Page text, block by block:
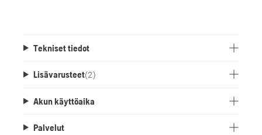
Tekniset tiedot
Lisävarusteet(2)
Akun käyttöaika
Palvelut